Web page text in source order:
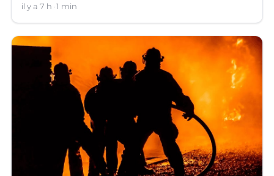
il y a 7 h 1 min